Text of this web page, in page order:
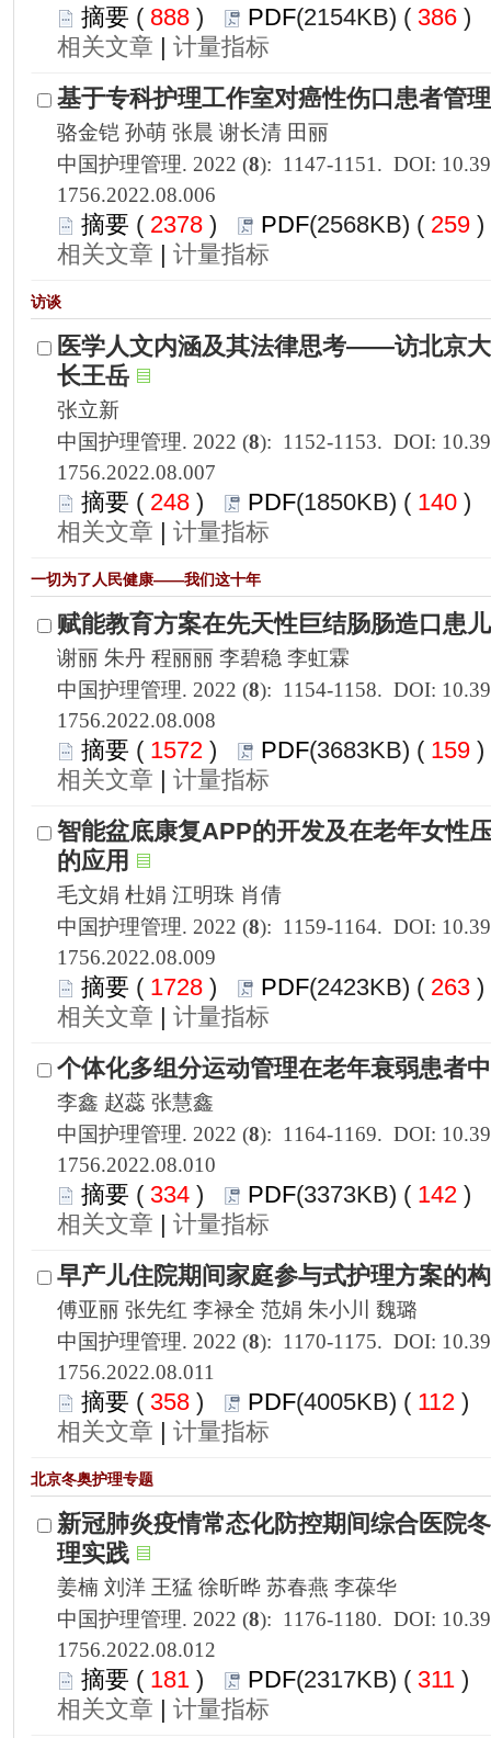
888 ) 386 )
|
1756.2022.08.006
2378 ) 259
|
1756.2022.08.007
248 ) 140 )
|
1756.2022.08.008
1572 ) 159
|
1756.2022.08.009
1728 ) 263
|
1756.2022.08.010
334 ) 142 )
|
1756.2022.08.011
358 ) 112 )
|
1756.2022.08.012
181 ) 311 )
|